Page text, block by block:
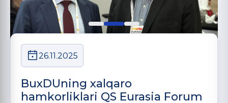
26.11.2025
BuxDUning xalqaro
hamkorliklari QS Eurasia Forum